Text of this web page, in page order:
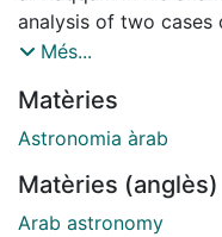
analysis of two cases
the purpose of
12th c. and beginning
mediation of
is the well-known
c. 1416) whose data
Més...
Matèries
Astronomia àrab
Matèries (anglès)
Arab astronomy